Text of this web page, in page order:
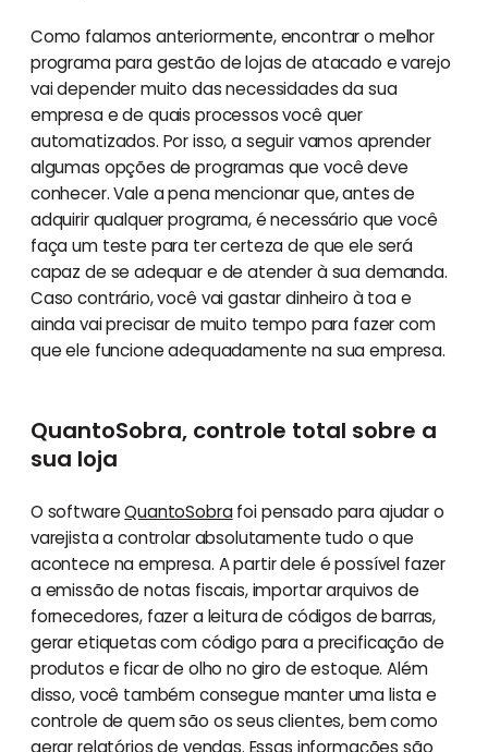
Como falamos anteriormente, encontrar o melhor
programa para gestão de lojas de atacado e varejo
vai depender muito das necessidades da sua
empresa e de quais processos você quer
automatizados. Por isso, a seguir vamos aprender
algumas opções de programas que você deve
conhecer. Vale a pena mencionar que, antes de
adquirir qualquer programa, é necessário que você
faça um teste para ter certeza de que ele será
capaz de se adequar e de atender à sua demanda.
Caso contrário, você vai gastar dinheiro à toa e
ainda vai precisar de muito tempo para fazer com
que ele funcione adequadamente na sua empresa.
QuantoSobra, controle total sobre a
sua loja
O softwareQuantoSobrafoi pensado para ajudar o
varejista a controlar absolutamente tudo o que
acontece na empresa. A partir dele é possível fazer
a emissão de notas fiscais, importar arquivos de
fornecedores, fazer a leitura de códigos de barras,
gerar etiquetas com código para a precificação de
produtos e ficar de olho no giro de estoque. Além
disso, você também consegue manter uma lista e
controle de quem são os seus clientes, bem como
gerar relatórios de vendas. Essas informações são